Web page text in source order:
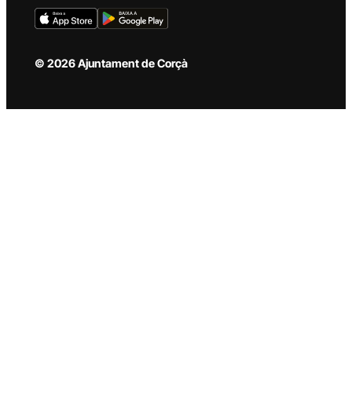
© 2026 Ajuntament de Corçà